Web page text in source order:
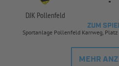
DJK Pollenfeld
ZUM
Sportanlage Pollenfeld Karrweg,
MEHR